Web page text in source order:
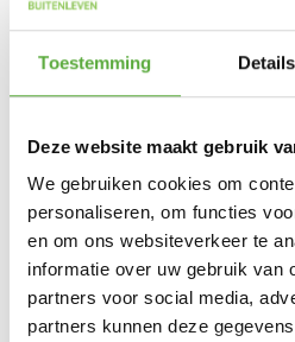
Toestemming Details
Deze website maakt gebruik
We gebruiken cookies om
personaliseren, om functies
en om ons websiteverkeer te
informatie over uw gebruik van
partners voor social media,
partners kunnen deze
Mepal Ontbijtbord Basic
€